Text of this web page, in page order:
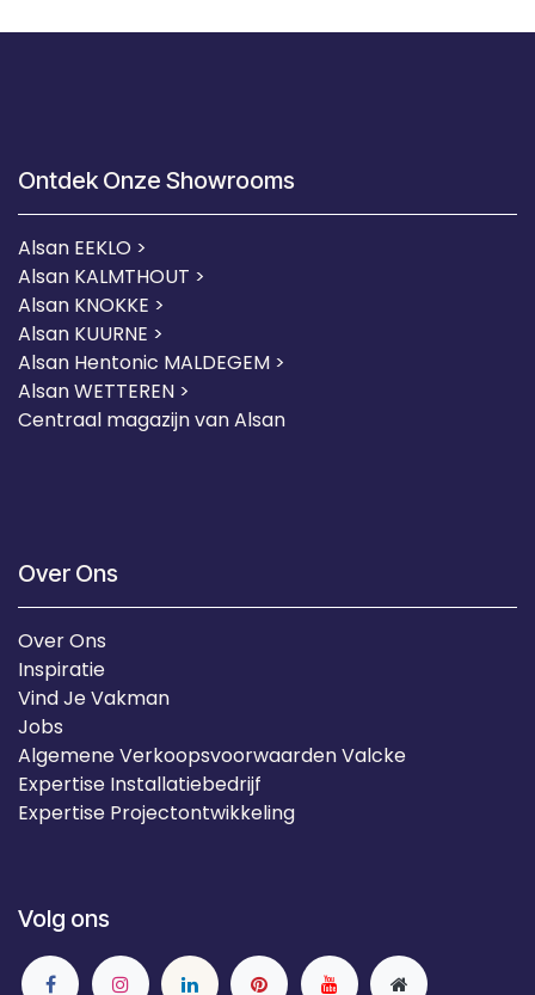
Ontdek Onze Showrooms
Alsan EEKLO >
Alsan KALMTHOUT >
Alsan KNOKKE >
Alsan KUURNE >
Alsan Hentonic MALDEGEM >
Alsan WETTEREN >
Centraal magazijn van Alsan
Over Ons
Over Ons
Inspiratie
Vind Je Vakman
Jobs
Algemene Verkoopsvoorwaarden Valcke
Expertise Installatiebedrijf
Expertise Projectontwikkeling
Volg ons